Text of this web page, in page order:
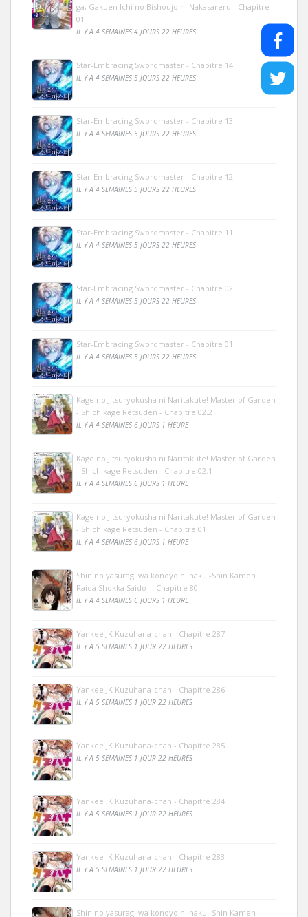
ga, Gakuen Ichi no Bishoujo ni Nakasareru - Chapitre
01
IL Y A 4 SEMAINES 4 JOURS 22 HEURES
Star-Embracing Swordmaster - Chapitre 14
IL Y A 4 SEMAINES 5 JOURS 22 HEURES
Star-Embracing Swordmaster - Chapitre 13
IL Y A 4 SEMAINES 5 JOURS 22 HEURES
Star-Embracing Swordmaster - Chapitre 12
IL Y A 4 SEMAINES 5 JOURS 22 HEURES
Star-Embracing Swordmaster - Chapitre 11
IL Y A 4 SEMAINES 5 JOURS 22 HEURES
Star-Embracing Swordmaster - Chapitre 02
IL Y A 4 SEMAINES 5 JOURS 22 HEURES
Star-Embracing Swordmaster - Chapitre 01
IL Y A 4 SEMAINES 5 JOURS 22 HEURES
Kage no Jitsuryokusha ni Naritakute! Master of Garden
- Shichikage Retsuden - Chapitre 02.2
IL Y A 4 SEMAINES 6 JOURS 1 HEURE
Kage no Jitsuryokusha ni Naritakute! Master of Garden
- Shichikage Retsuden - Chapitre 02.1
IL Y A 4 SEMAINES 6 JOURS 1 HEURE
Kage no Jitsuryokusha ni Naritakute! Master of Garden
- Shichikage Retsuden - Chapitre 01
IL Y A 4 SEMAINES 6 JOURS 1 HEURE
Shin no yasuragi wa konoyo ni naku -Shin Kamen
Raida Shokka Saido- - Chapitre 80
IL Y A 4 SEMAINES 6 JOURS 1 HEURE
Yankee JK Kuzuhana-chan - Chapitre 287
IL Y A 5 SEMAINES 1 JOUR 22 HEURES
Yankee JK Kuzuhana-chan - Chapitre 286
IL Y A 5 SEMAINES 1 JOUR 22 HEURES
Yankee JK Kuzuhana-chan - Chapitre 285
IL Y A 5 SEMAINES 1 JOUR 22 HEURES
Yankee JK Kuzuhana-chan - Chapitre 284
IL Y A 5 SEMAINES 1 JOUR 22 HEURES
Yankee JK Kuzuhana-chan - Chapitre 283
IL Y A 5 SEMAINES 1 JOUR 22 HEURES
Shin no yasuragi wa konoyo ni naku -Shin Kamen